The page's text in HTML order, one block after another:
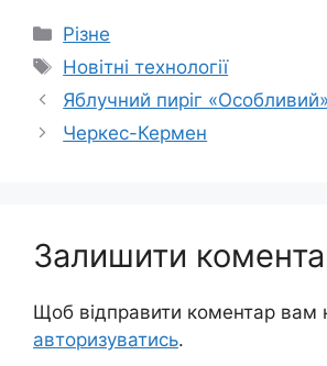
Категорії
Різне
Позначки
Новітні технології
Яблучний пиріг «Особливий»
Черкес-Кермен
Залишити
Щоб відправити коментар вам
авторизуватись.